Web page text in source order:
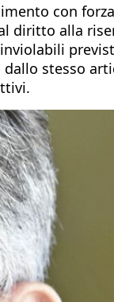
con
diritto alla
stesso